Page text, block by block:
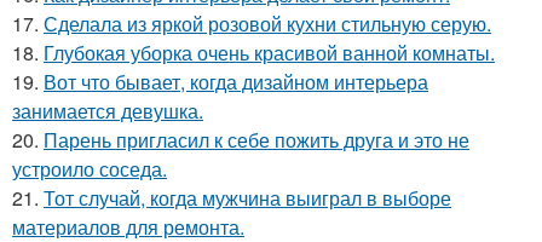
17. Сделала из яркой розовой кухни стильную серую.
18. Глубокая уборка очень красивой ванной комнаты.
19. Вот что бывает, когда дизайном интерьера
занимается девушка.
20. Парень пригласил к себе пожить друга и это не
устроило соседа.
21. Тот случай, когда мужчина выиграл в выборе
материалов для ремонта.